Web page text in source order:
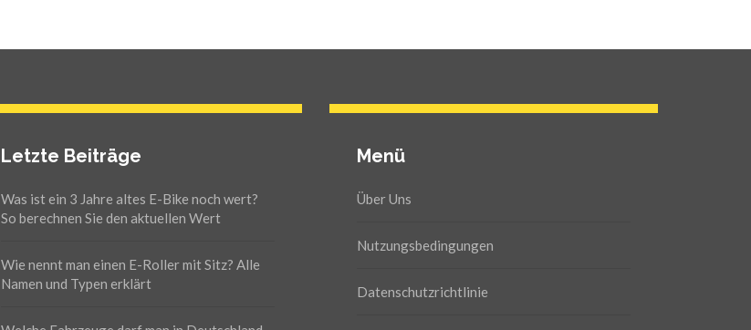
Letzte Beiträge
Was ist ein 3 Jahre altes E-Bike noch wert?
So berechnen Sie den aktuellen Wert
Wie nennt man einen E-Roller mit Sitz? Alle
Namen und Typen erklärt
Menü
Über Uns
Nutzungsbedingungen
Datenschutzrichtlinie